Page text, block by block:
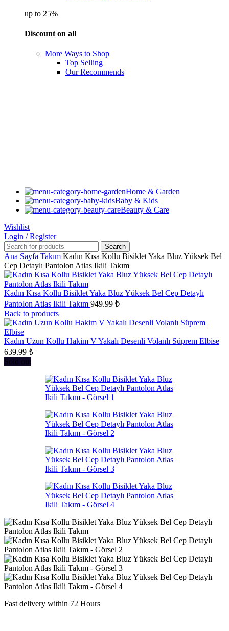
up to 25%
Discount on all
More Ways to Shop
Top Selling
Our Recommends
Home & Garden
Baby & Kids
Beauty & Care
Wishlist
Login / Register
Search
Ana Sayfa Takım Kadın Kısa Kollu Bisiklet Yaka Bluz Yüksek Bel
Cep Detaylı Pantolon Atlas Ikili Takım
Kadın Kısa Kollu Bisiklet Yaka Bluz Yüksek Bel Cep Detaylı
Pantolon Atlas Ikili Takım 949.99 ₺
Back to products
Kadın Uzun Kollu Hakim V Yakalı Desenli Volanlı Süprem Elbise
639.99 ₺
Sold out
Fast delivery within 72 Hours